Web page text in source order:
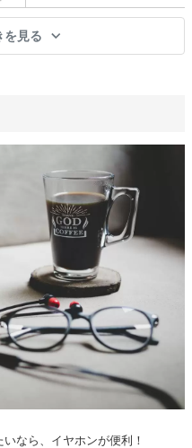
を見る
なら、イヤホンが便利！